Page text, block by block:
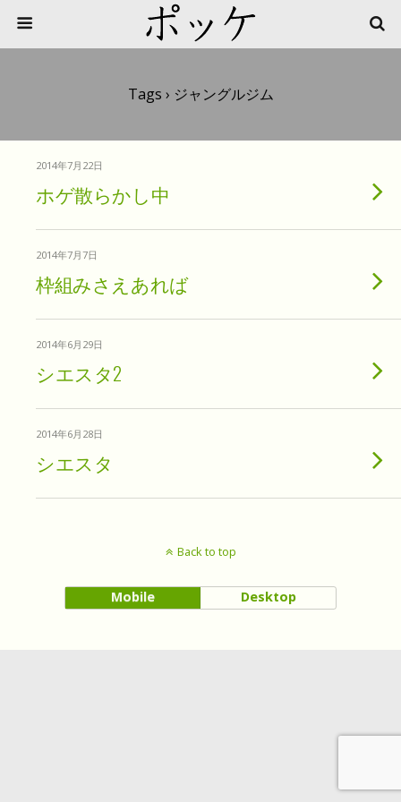
Tags › ジャングルジム
2014年7月22日
ホゲ散らかし中
2014年7月7日
枠組みさえあれば
2014年6月29日
シエスタ2
2014年6月28日
シエスタ
Back to top
Mobile Desktop